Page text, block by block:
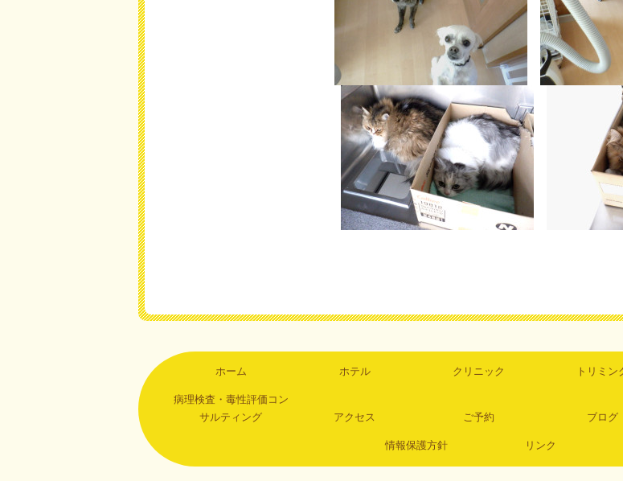
ホーム ホテル クリニック トリミン
病理検査・毒性評価コン
サルティング
アクセス ご予約 ブログ
情報保護方針 リンク